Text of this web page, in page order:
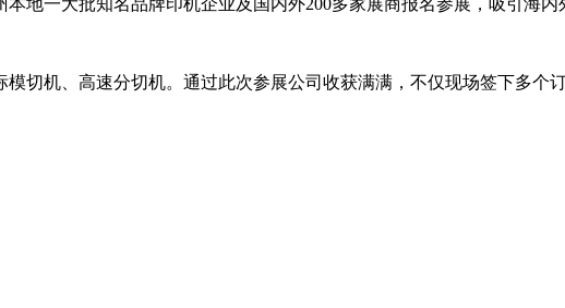
切机、高速分切机。通过此次参展公司收获满满，不仅现场签下多个